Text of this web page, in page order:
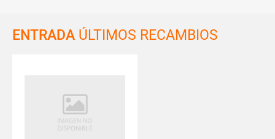
ENTRADA ÚLTIMOS RECAMBIOS